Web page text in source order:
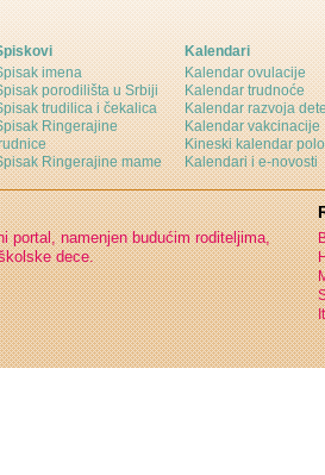
imena
porodilišta u Srbiji
trudilica i čekalica
Ringerajine
Ringerajine mame
Kalendari
Kalendar ovulacije
Kalendar trudnoće
Kalendar razvoja
Kalendar vakcinacije
Kineski kalendar
Kalendari i e-novosti
portal, namenjen budućim roditeljima,
dece.